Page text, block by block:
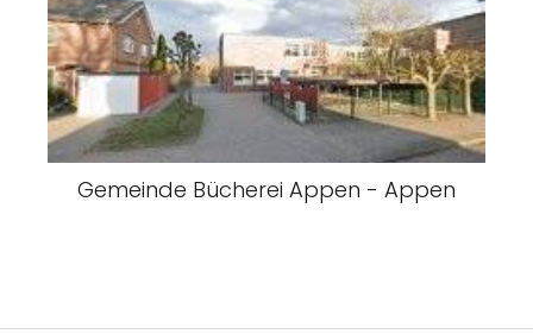
Gemeinde Bücherei Appen - Appen